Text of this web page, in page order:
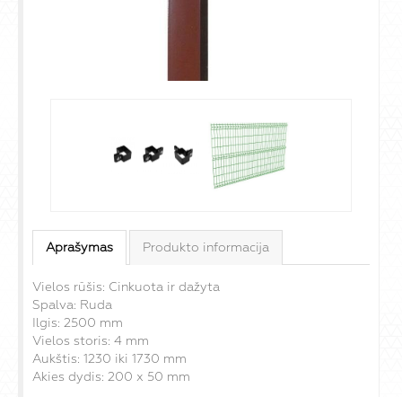
Aprašymas Produkto informacija
Vielos rūšis: Cinkuota ir dažyta
Spalva: Ruda
Ilgis: 2500 mm
Vielos storis: 4 mm
Aukštis: 1230 iki 1730 mm
Akies dydis: 200 x 50 mm